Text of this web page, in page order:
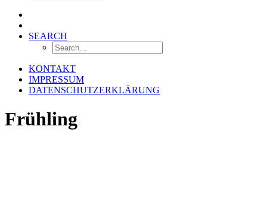
SEARCH
KONTAKT
IMPRESSUM
DATENSCHUTZERKLÄRUNG
Frühling